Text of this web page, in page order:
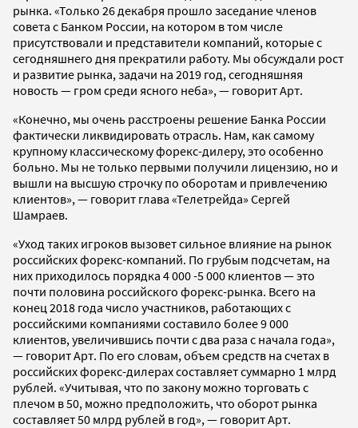
рынка. «Только 26 декабря прошло заседание членов
совета с Банком России, на котором в том числе
присутствовали и представители компаний, которые с
сегодняшнего дня прекратили работу. Мы обсуждали рост
и развитие рынка, задачи на 2019 год, сегодняшняя
новость — гром среди ясного неба», — говорит Арт.
«Конечно, мы очень расстроены решение Банка России
фактически ликвидировать отрасль. Нам, как самому
крупному классическому форекс-дилеру, это особенно
больно. Мы не только первыми получили лицензию, но и
вышли на высшую строчку по оборотам и привлечению
клиентов», — говорит глава «Телетрейда» Сергей
Шамраев.
«Уход таких игроков вызовет сильное влияние на рынок
российских форекс-компаний. По грубым подсчетам, на
них приходилось порядка 4 000 -5 000 клиентов — это
почти половина российского форекс-рынка. Всего на
конец 2018 года число участников, работающих с
российскими компаниями составило более 9 000
клиентов, увеличившись почти с два раза с начала года»,
— говорит Арт. По его словам, объем средств на счетах в
российских форекс-дилерах составляет суммарно 1 млрд
рублей. «Учитывая, что по закону можно торговать с
плечом в 50, можно предположить, что оборот рынка
составляет 50 млрд рублей в год», — говорит Арт.